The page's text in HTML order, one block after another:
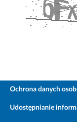
Ochrona danych
Udostępnianie